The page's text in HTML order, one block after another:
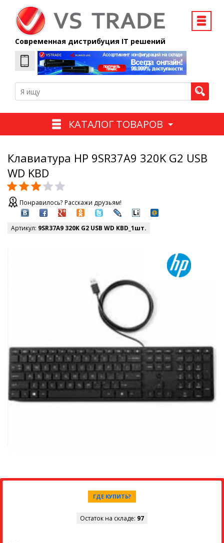
Современная дистрибуция IT решений
КАТАЛОГ ТОВАРОВ
Клавиатура HP 9SR37A9 320K G2 USB
WD KBD
Понравилось? Расскажи друзьям!
Артикул: 9SR37A9 320K G2 USB WD KBD_1шт.
ГДЕ КУПИТЬ?
Остаток на складе: 97